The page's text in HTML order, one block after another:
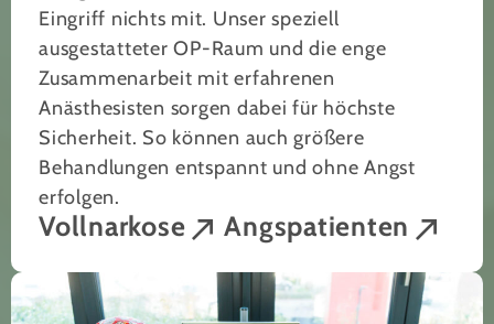
Eingriff nichts mit. Unser speziell
ausgestatteter OP-Raum und die enge
Zusammenarbeit mit erfahrenen
Anästhesisten sorgen dabei für höchste
Sicherheit. So können auch größere
Behandlungen entspannt und ohne Angst
erfolgen.
Vollnarkose Angspatienten